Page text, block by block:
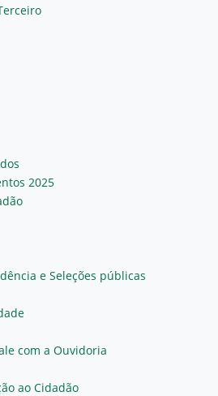
2025
e Seleções públicas
com a Ouvidoria
ao Cidadão